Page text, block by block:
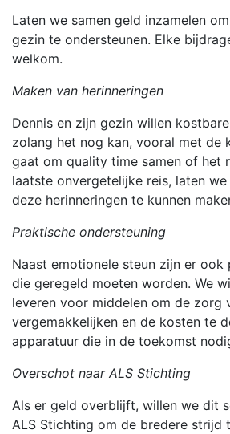
Laten we samen geld inzamelen
gezin te ondersteunen. Elke
welkom.
Maken van herinneringen
Dennis en zijn gezin willen
zolang het nog kan, vooral met de
gaat om quality time samen of het
laatste onvergetelijke reis, laten we
deze herinneringen te kunnen
Praktische ondersteuning
Naast emotionele steun zijn er ook
die geregeld moeten worden. We
leveren voor middelen om de zorg
vergemakkelijken en de kosten te
apparatuur die in de toekomst
Overschot naar ALS Stichting
Als er geld overblijft, willen we dit
ALS Stichting om de bredere strijd